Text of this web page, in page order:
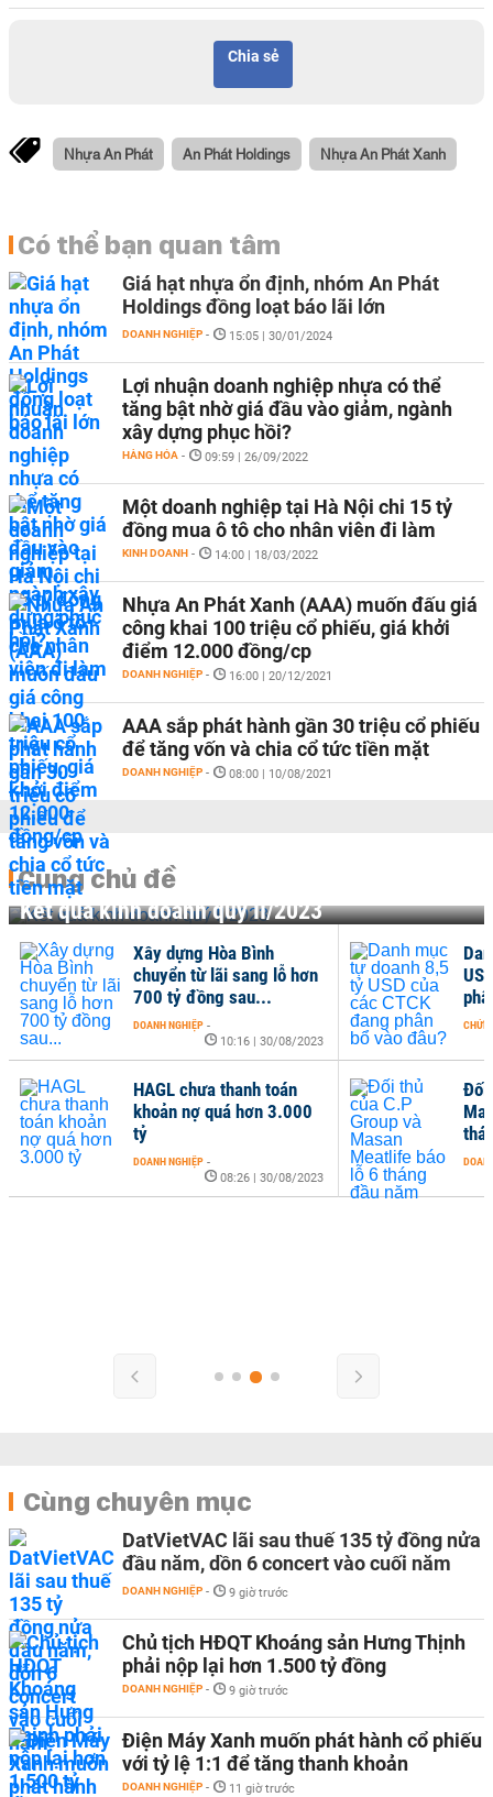
Chia sẻ
Nhựa An Phát An Phát Holdings Nhựa An Phát Xanh
Có thể bạn quan tâm
Giá hạt nhựa ổn định, nhóm An Phát
Holdings đồng loạt báo lãi lớn
DOANH NGHIỆP - 15:05 | 30/01/2024
Lợi nhuận doanh nghiệp nhựa có thể
tăng bật nhờ giá đầu vào giảm, ngành
xây dựng phục hồi?
HÀNG HÓA - 09:59 | 26/09/2022
Một doanh nghiệp tại Hà Nội chi 15 tỷ
đồng mua ô tô cho nhân viên đi làm
KINH DOANH - 14:00 | 18/03/2022
Nhựa An Phát Xanh (AAA) muốn đấu giá
công khai 100 triệu cổ phiếu, giá khởi
điểm 12.000 đồng/cp
DOANH NGHIỆP - 16:00 | 20/12/2021
AAA sắp phát hành gần 30 triệu cổ phiếu
để tăng vốn và chia cổ tức tiền mặt
DOANH NGHIỆP - 08:00 | 10/08/2021
Cùng chủ đề
Kết quả kinh doanh quý II/2023
Đối
Xây dựng Hòa Bình
chuyển từ lãi sang lỗ hơn
700 tỷ đồng sau...
DOANH NGHIỆP -
10:16 | 30/08/2023
HAGL chưa thanh toán
khoản nợ quá hơn 3.000
tỷ
DOANH NGHIỆP -
08:26 | 30/08/2023
Cùng chuyên mục
DatVietVAC lãi sau thuế 135 tỷ đồng nửa
đầu năm, dồn 6 concert vào cuối năm
DOANH NGHIỆP - 9 giờ trước
Chủ tịch HĐQT Khoáng sản Hưng Thịnh
phải nộp lại hơn 1.500 tỷ đồng
DOANH NGHIỆP - 9 giờ trước
Điện Máy Xanh muốn phát hành cổ phiếu
với tỷ lệ 1:1 để tăng thanh khoản
DOANH NGHIỆP - 11 giờ trước